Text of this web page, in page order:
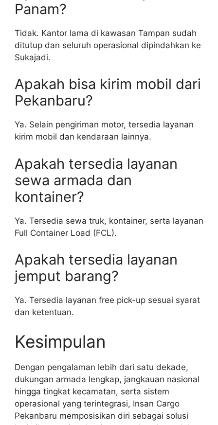
Panam?
Tidak. Kantor lama di kawasan Tampan sudah
ditutup dan seluruh operasional dipindahkan ke
Sukajadi.
Apakah bisa kirim mobil dari
Pekanbaru?
Ya. Selain pengiriman motor, tersedia layanan
kirim mobil dan kendaraan lainnya.
Apakah tersedia layanan
sewa armada dan
kontainer?
Ya. Tersedia sewa truk, kontainer, serta layanan
Full Container Load (FCL).
Apakah tersedia layanan
jemput barang?
Ya. Tersedia layanan free pick-up sesuai syarat
dan ketentuan.
Kesimpulan
Dengan pengalaman lebih dari satu dekade,
dukungan armada lengkap, jangkauan nasional
hingga tingkat kecamatan, serta sistem
operasional yang terintegrasi, Insan Cargo
Pekanbaru memposisikan diri sebagai solusi